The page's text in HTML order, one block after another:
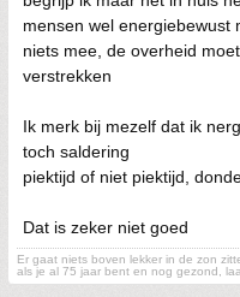
mensen wel energiebewust
niets mee, de overheid
verstrekken
Ik merk bij mezelf dat ik
toch saldering
piektijd of niet piektijd,
Dat is zeker niet goed
Er gaat niets boven lekker in de zon
als je al 75 jaar bent en nog gezond,